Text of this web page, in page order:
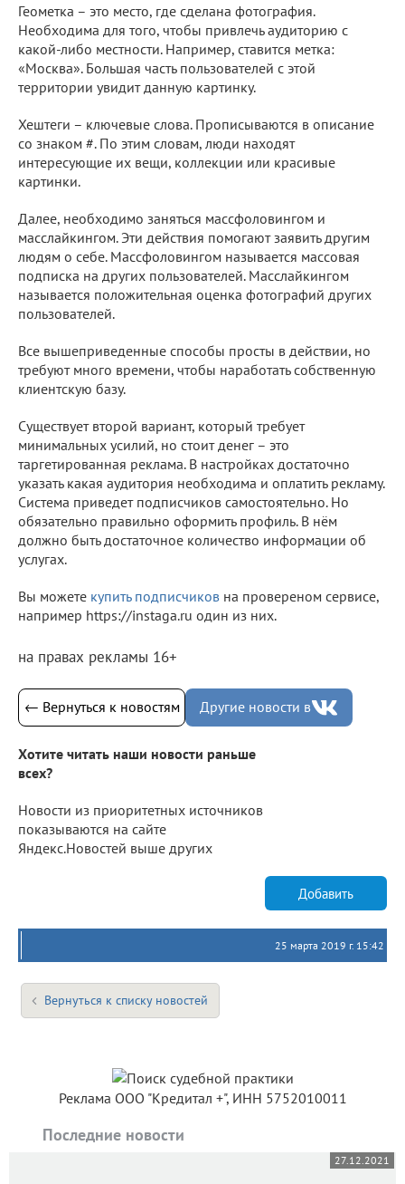
Геометка – это место, где сделана фотография.
Необходима для того, чтобы привлечь аудиторию с
какой-либо местности. Например, ставится метка:
«Москва». Большая часть пользователей с этой
территории увидит данную картинку.
Хештеги – ключевые слова. Прописываются в описание
со знаком #. По этим словам, люди находят
интересующие их вещи, коллекции или красивые
картинки.
Далее, необходимо заняться массфоловингом и
масслайкингом. Эти действия помогают заявить другим
людям о себе. Массфоловингом называется массовая
подписка на других пользователей. Масслайкингом
называется положительная оценка фотографий других
пользователей.
Все вышеприведенные способы просты в действии, но
требуют много времени, чтобы наработать собственную
клиентскую базу.
Существует второй вариант, который требует
минимальных усилий, но стоит денег – это
таргетированная реклама. В настройках достаточно
указать какая аудитория необходима и оплатить рекламу.
Система приведет подписчиков самостоятельно. Но
обязательно правильно оформить профиль. В нём
должно быть достаточное количество информации об
услугах.
Вы можете купить подписчиков на провереном сервисе,
например https://instaga.ru один из них.
на правах рекламы 16+
← Вернуться к новостям Другие новости в
Хотите читать наши новости раньше
всех?
Новости из приоритетных источников
показываются на сайте
Яндекс.Новостей выше других
Добавить
25 марта 2019 г. 15:42
Вернуться к списку новостей
Реклама ООО "Кредитал +", ИНН 5752010011
Последние новости
27.12.2021